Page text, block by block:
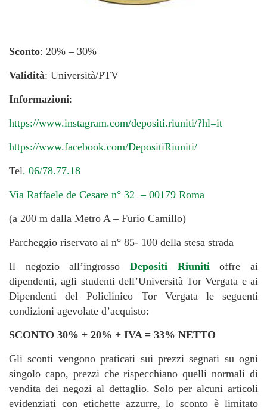
Sconto: 20% – 30%
Validità: Università/PTV
Informazioni:
https://www.instagram.com/depositi.riuniti/?hl=it
https://www.facebook.com/DepositiRiuniti/
Tel. 06/78.77.18
Via Raffaele de Cesare n° 32 – 00179 Roma
(a 200 m dalla Metro A – Furio Camillo)
Parcheggio riservato al n° 85- 100 della stesa strada
Il negozio all’ingrosso Depositi Riuniti
offre ai
dipendenti, agli studenti dell’Università Tor Vergata e ai
Dipendenti del Policlinico Tor Vergata le seguenti
condizioni agevolate d’acquisto:
SCONTO 30% + 20% + IVA = 33% NETTO
Gli sconti vengono praticati sui prezzi segnati su ogni
singolo capo, prezzi che rispecchiano quelli normali di
vendita dei negozi al dettaglio. Solo per alcuni articoli
evidenziati con etichette azzurre, lo sconto è limitato